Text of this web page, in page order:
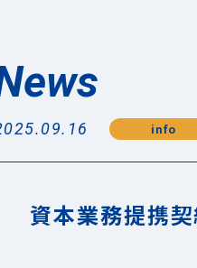
info
資本業務提携